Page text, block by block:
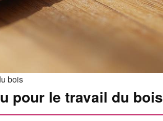
bois
pour le travail du bois